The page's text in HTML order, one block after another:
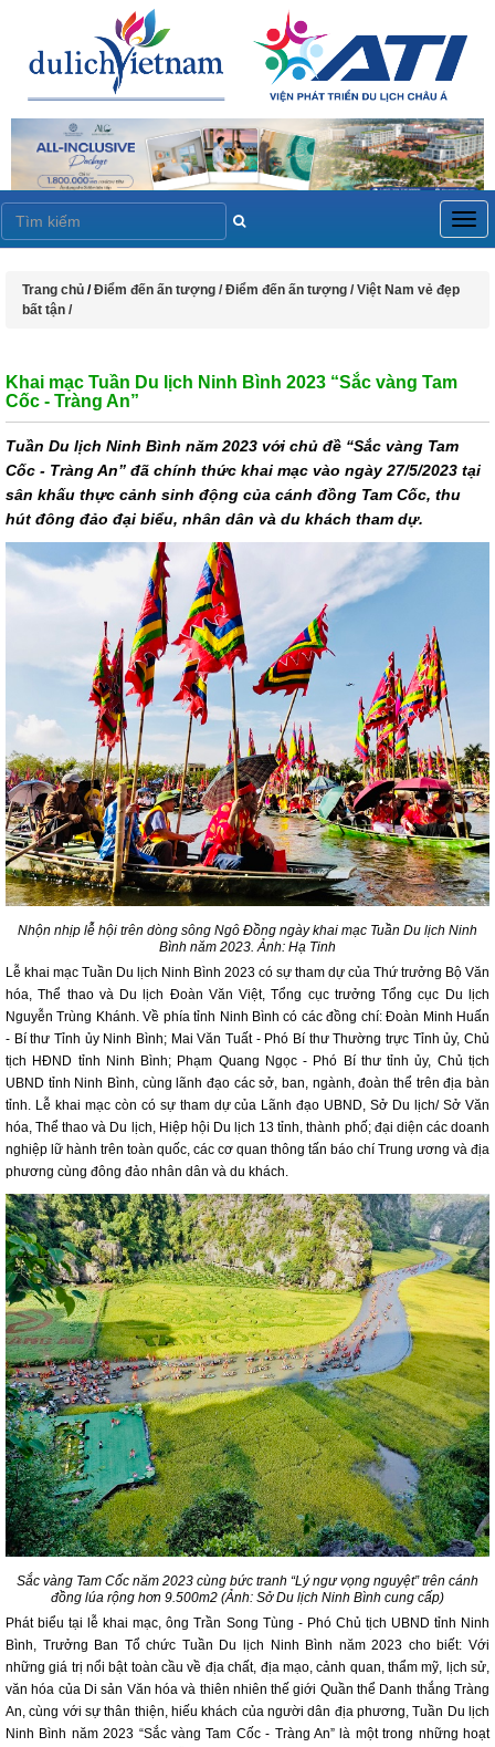
Trang chủ /Điểm đến ấn tượng /Điểm đến ấn tượng /Việt Nam vẻ đẹp
bất tận /
Khai mạc Tuần Du lịch Ninh Bình 2023 “Sắc vàng Tam
Cốc - Tràng An”
Tuần Du lịch Ninh Bình năm 2023 với chủ đề “Sắc vàng Tam
Cốc - Tràng An” đã chính thức khai mạc vào ngày 27/5/2023 tại
sân khấu thực cảnh sinh động của cánh đồng Tam Cốc, thu
hút đông đảo đại biểu, nhân dân và du khách tham dự.
Nhộn nhịp lễ hội trên dòng sông Ngô Đồng ngày khai mạc Tuần Du lịch Ninh
Bình năm 2023. Ảnh: Hạ Tinh
Lễ khai mạc Tuần Du lịch Ninh Bình 2023 có sự tham dự của Thứ trưởng Bộ Văn
hóa, Thể thao và Du lịch Đoàn Văn Việt, Tổng cục trưởng Tổng cục Du lịch
Nguyễn Trùng Khánh. Về phía tỉnh Ninh Bình có các đồng chí: Đoàn Minh Huấn
- Bí thư Tỉnh ủy Ninh Bình; Mai Văn Tuất - Phó Bí thư Thường trực Tỉnh ủy, Chủ
tịch HĐND tỉnh Ninh Bình; Phạm Quang Ngọc - Phó Bí thư tỉnh ủy, Chủ tịch
UBND tỉnh Ninh Bình, cùng lãnh đạo các sở, ban, ngành, đoàn thể trên địa bàn
tỉnh. Lễ khai mạc còn có sự tham dự của Lãnh đạo UBND, Sở Du lịch/ Sở Văn
hóa, Thể thao và Du lịch, Hiệp hội Du lịch 13 tỉnh, thành phố; đại diện các doanh
nghiệp lữ hành trên toàn quốc, các cơ quan thông tấn báo chí Trung ương và địa
phương cùng đông đảo nhân dân và du khách.
Sắc vàng Tam Cốc năm 2023 cùng bức tranh “Lý ngư vọng nguyệt” trên cánh
đồng lúa rộng hơn 9.500m2 (Ảnh: Sở Du lịch Ninh Bình cung cấp)
Phát biểu tại lễ khai mạc, ông Trần Song Tùng - Phó Chủ tịch UBND tỉnh Ninh
Bình, Trưởng Ban Tổ chức Tuần Du lịch Ninh Bình năm 2023 cho biết: Với
những giá trị nổi bật toàn cầu về địa chất, địa mạo, cảnh quan, thẩm mỹ, lịch sử,
văn hóa của Di sản Văn hóa và thiên nhiên thế giới Quần thể Danh thắng Tràng
An, cùng với sự thân thiện, hiếu khách của người dân địa phương, Tuần Du lịch
Ninh Bình năm 2023 “Sắc vàng Tam Cốc - Tràng An” là một trong những hoạt